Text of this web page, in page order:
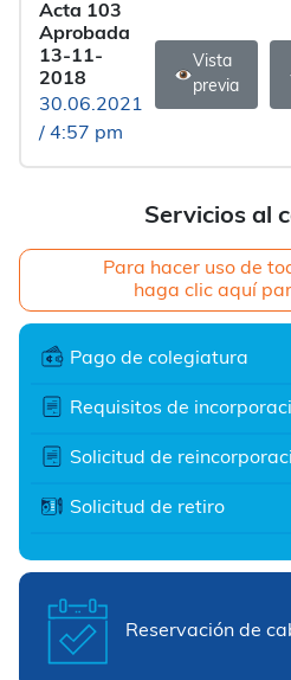
Servicios al
Para hacer uso de
haga clic aquí
Pago de colegiatura
Requisitos de
Solicitud de
Solicitud de retiro
Reservación de
Acta 103
Aprobada
13-11-
2018
30.06.2021
/ 4:57 pm
Vista
previa